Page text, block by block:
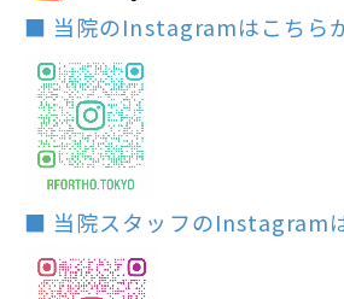
■ 当院のInstagramはこちら
■ 当院スタッフのInstagram